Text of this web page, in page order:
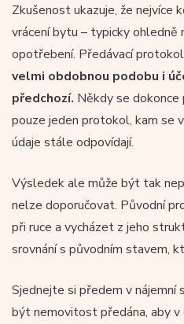
Zkušenost ukazuje, že nejvíce
vrácení bytu – typicky ohledně
opotřebení. Předávací
velmi obdobnou podobu i
předchozí. Někdy se dokonce
pouze jeden protokol, kam se
údaje stále odpovídají.
Výsledek ale může být tak
nelze doporučovat. Původní
při ruce a vycházet z jeho
srovnání s původním stavem,
Sjednejte si předem v nájemní
být nemovitost předána, aby v